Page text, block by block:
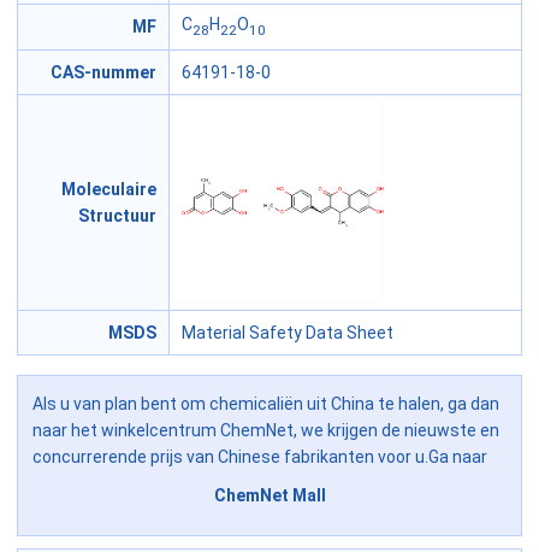
MF C28 H 22O10
CAS-nummer 64191-18-0
Moleculaire
Structuur
MSDS Material Safety Data Sheet
Als u van plan bent om chemicaliën uit China te halen, ga dan
naar het winkelcentrum ChemNet, we krijgen de nieuwste en
concurrerende prijs van Chinese fabrikanten voor u.Ga naar
ChemNet Mall